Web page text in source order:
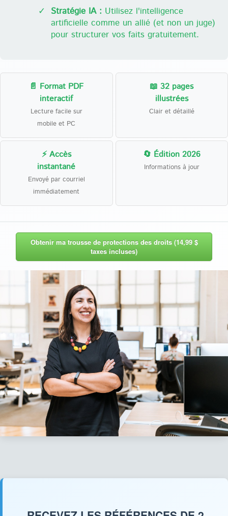
✓ Stratégie IA : Utilisez l'intelligence
artificielle comme un allié (et non un juge)
pour structurer vos faits gratuitement.
📄 Format PDF
interactif
Lecture facile sur
mobile et PC
📖 32 pages
illustrées
Clair et détaillé
⚡ Accès
instantané
Envoyé par courriel
immédiatement
🔄 Édition 2026
Informations à jour
Obtenir ma trousse de protections des droits (14,99 $
taxes incluses)